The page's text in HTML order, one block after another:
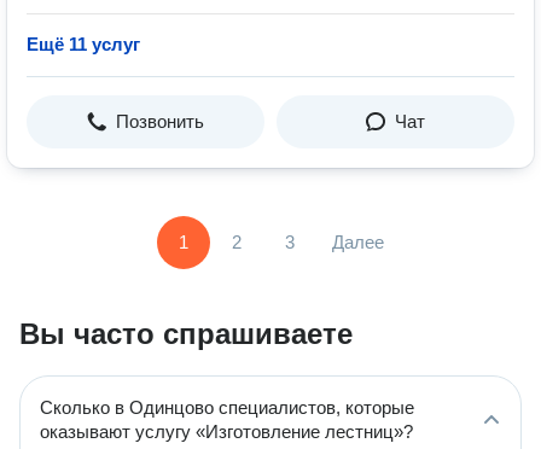
Ещё 11 услуг
Позвонить Чат
1 2 3 Далее
Вы часто спрашиваете
Сколько в Одинцово специалистов, которые
оказывают услугу «Изготовление лестниц»?